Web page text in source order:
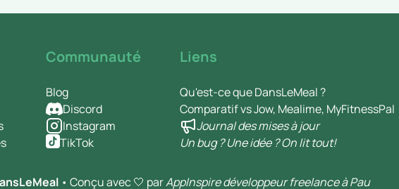
Communauté
Blog
Discord
Instagram
TikTok
Liens
Qu'est-ce que DansLeMeal ?
Comparatif vs Jow, Mealime, MyFitnessPal
Journal des mises à jour
Un bug ? Une idée ? On lit tout!
• Conçu avec 🤍 parAppInspire développeur freelance à Pau